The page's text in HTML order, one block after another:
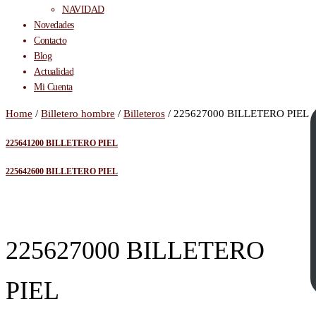
NAVIDAD
Novedades
Contacto
Blog
Actualidad
Mi Cuenta
Home / Billetero hombre / Billeteros / 225627000 BILLETERO PIEL
225641200 BILLETERO PIEL
225642600 BILLETERO PIEL
225627000 BILLETERO
PIEL